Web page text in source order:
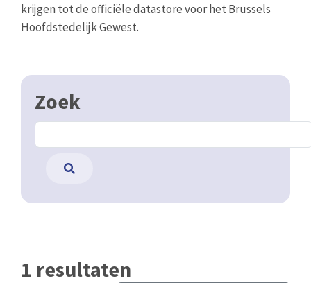
krijgen tot de officiële datastore voor het Brussels
Hoofdstedelijk Gewest.
Zoek
1 resultaten